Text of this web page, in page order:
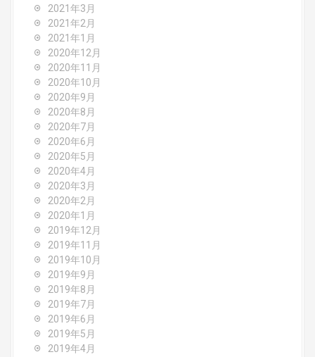
2021年3月
2021年2月
2021年1月
2020年12月
2020年11月
2020年10月
2020年9月
2020年8月
2020年7月
2020年6月
2020年5月
2020年4月
2020年3月
2020年2月
2020年1月
2019年12月
2019年11月
2019年10月
2019年9月
2019年8月
2019年7月
2019年6月
2019年5月
2019年4月